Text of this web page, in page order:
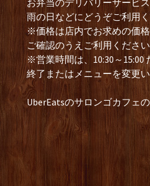
お弁当のデリバリーサービス
雨の日などにどうぞご利用
※価格は店内でお求めの価
ご確認のうえご利用ください
※営業時間は、10:30～15:00
終了またはメニューを変更い
UberEatsのサロンゴカフェ